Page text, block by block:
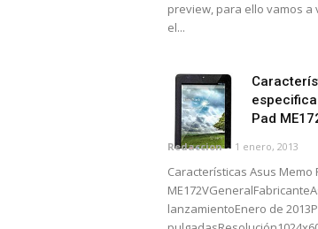
preview, para ello vamos
el...
Pad
Redaccion - 1 enero, 2013
Características Asus Memo
lanzamientoEnero de